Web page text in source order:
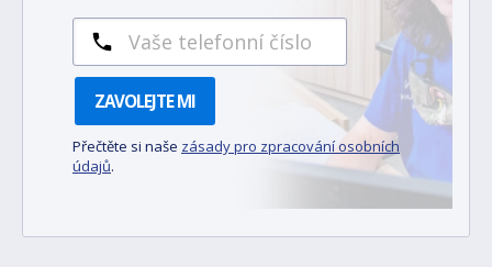
ZAVOLEJTE MI
Přečtěte si naše zásady pro zpracování osobních
údajů.